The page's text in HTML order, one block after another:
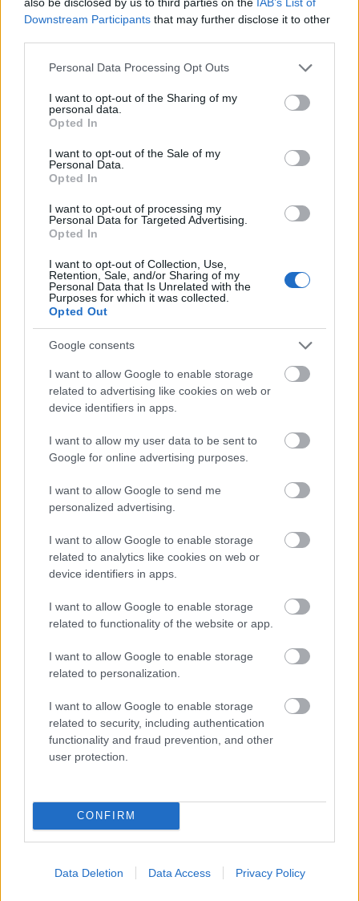
Downstream Participants that may further disclose it to other
Please note that this website/app uses one or more Google
not limited to your visit or usage behaviour. You may click to
grant or deny consent to Google and its third-party tags to
use your data for below specified purposes in below Google
consent section.
Personal Data Processing Opt Outs
I want to opt-out of the Sharing of my
personal data.
Opted In
I want to opt-out of the Sale of my
Personal Data.
Opted In
I want to opt-out of processing my
Personal Data for Targeted Advertising.
Opted In
I want to opt-out of Collection, Use,
Retention, Sale, and/or Sharing of my
Personal Data that Is Unrelated with the
Purposes for which it was collected.
Opted Out
Google consents
I want to allow Google to enable storage
related to advertising like cookies on web or
device identifiers in apps.
I want to allow my user data to be sent to
Google for online advertising purposes.
I want to allow Google to send me
personalized advertising.
I want to allow Google to enable storage
related to analytics like cookies on web or
device identifiers in apps.
I want to allow Google to enable storage
related to functionality of the website or app.
I want to allow Google to enable storage
related to personalization.
I want to allow Google to enable storage
related to security, including authentication
functionality and fraud prevention, and other
user protection.
CONFIRM
Data Deletion Data Access Privacy Policy
NAPOK
TAVASZ
Vásárlás
BOOK
SZTÁRKULT
Vásárlás
CAP -
WASHED
PINK
Itt csak az a probléma, hogy a fiatal lányok úgy érzik,
a ruhájuk mérete befolyásolja, hogyan látják őket
mások, viszont most bebizonyosodott, hogy ezek az
értékek az évek során borzasztó irreálissá váltak,
akárcsak a női ideál.